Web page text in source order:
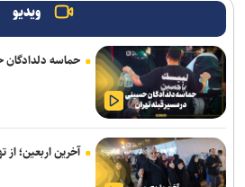
پزشکیان: اگر تا امروز مانده‌ایم،
گلایه‌مندان هم همراهی کردند + صوت
هلاکت ۲ نظامی صهیونیست و مجروحیت ۴ تن دیگر در جنوب لبنان
صنعا: معادلات یمن را نمی‌توان با تغییر مسیر
دستگیری ۸ نفر از اشرار مسلح شاخص و مرتبطین گروهک‌های تروریستی
ویدیو
حماسه دلدادگان
آخرین اربعین؛ از